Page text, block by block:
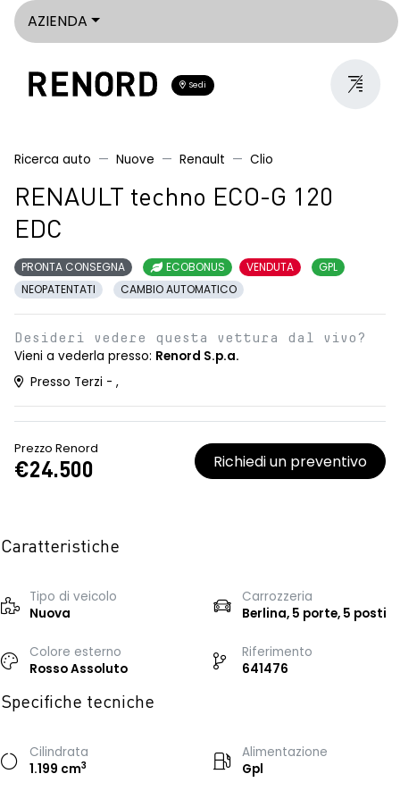
AZIENDA
Sedi
Ricerca auto Nuove Renault Clio
RENAULT techno ECO-G 120
EDC
PRONTA CONSEGNA ECOBONUS VENDUTA
GPL
NEOPATENTATI
CAMBIO AUTOMATICO
Desideri vedere questa vettura dal vivo?
Vieni a vederla presso: Renord S.p.a.
Presso Terzi - ,
Prezzo Renord
€24.500 Richiedi un preventivo
Caratteristiche
Tipo di veicolo
Nuova
Carrozzeria
Berlina, 5 porte, 5 posti
Colore esterno
Rosso Assoluto
Riferimento
641476
Specifiche tecniche
Cilindrata
1.199 cm3
Alimentazione
Gpl